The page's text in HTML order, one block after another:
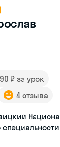
₽ за урок
4 отзыва